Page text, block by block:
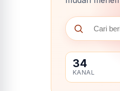
34
KANAL